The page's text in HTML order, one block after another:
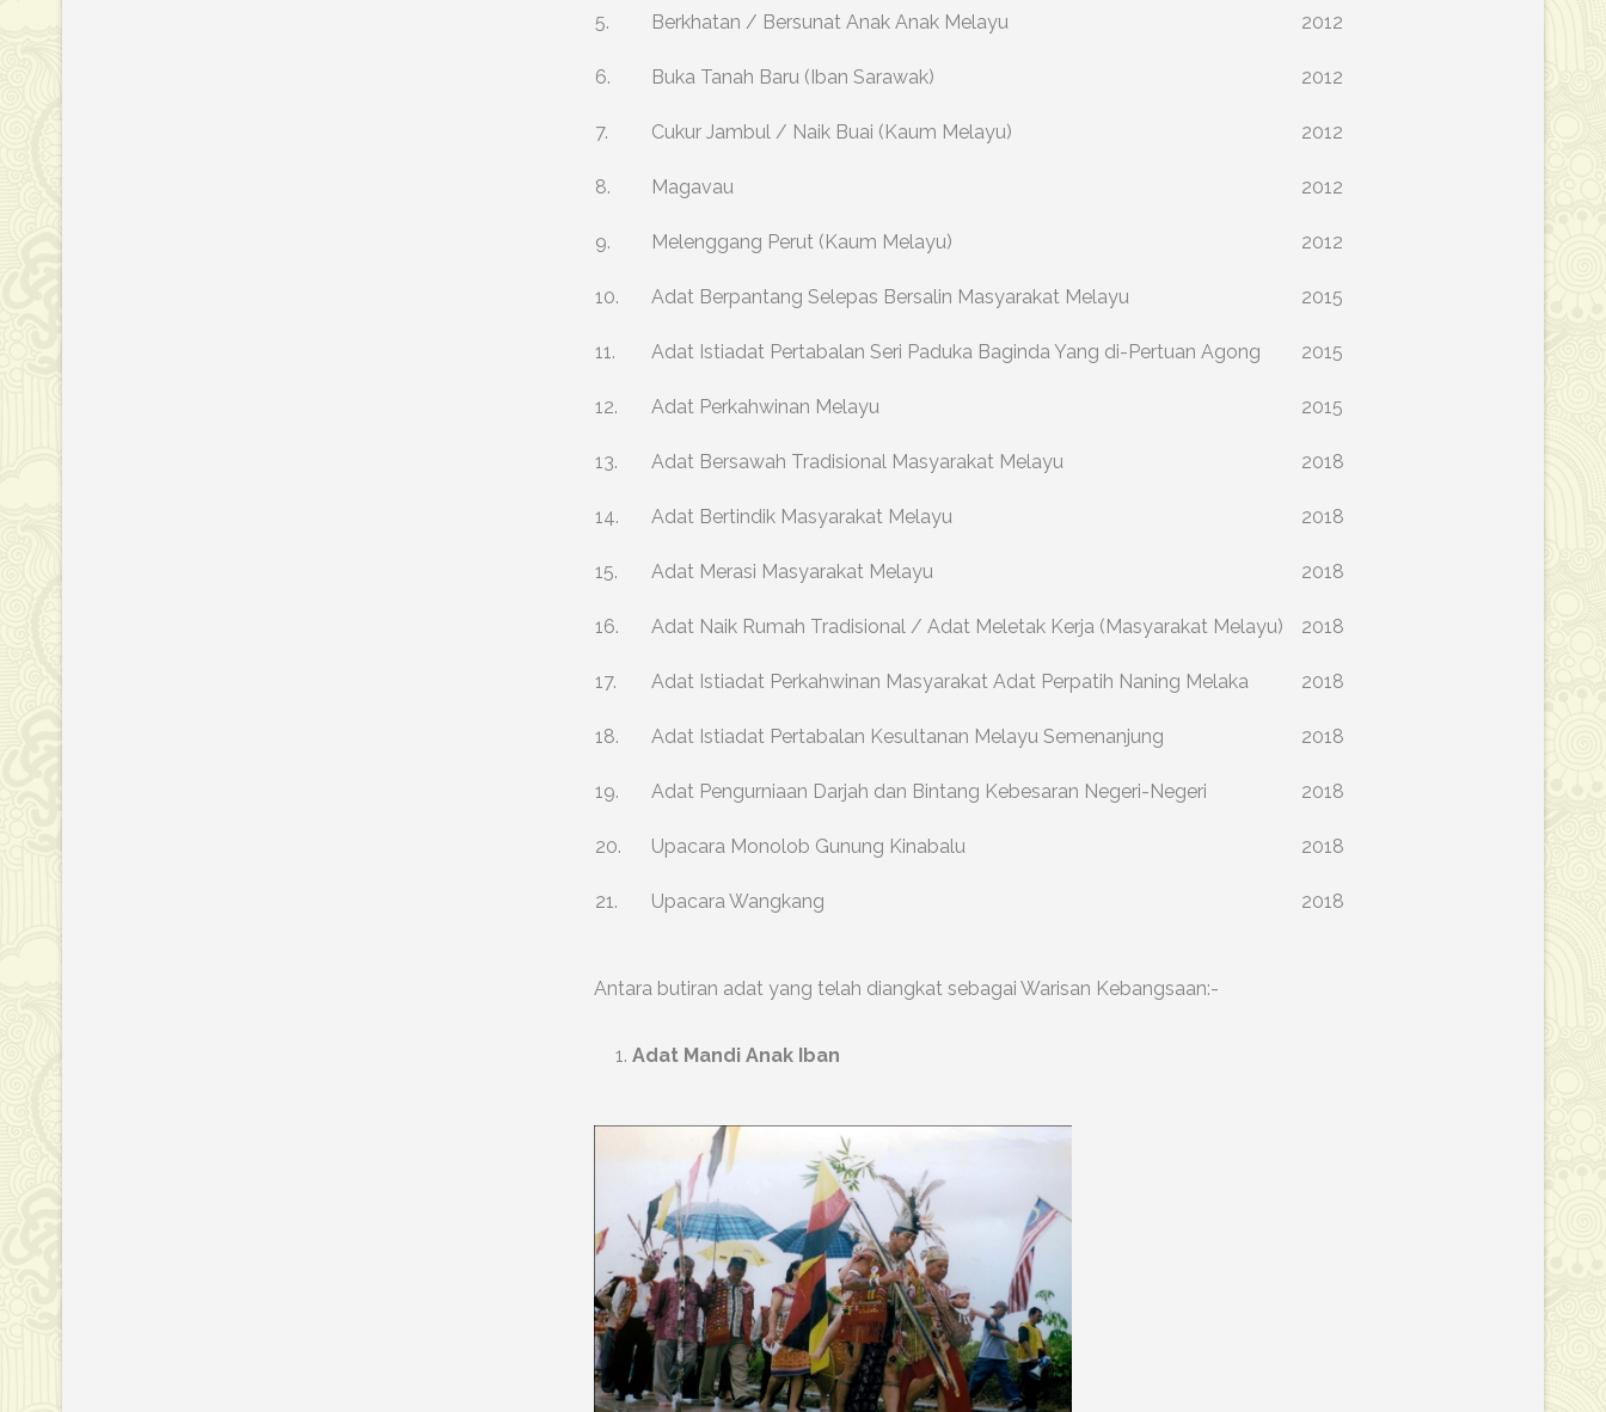
5. Berkhatan / Bersunat Anak Anak Melayu 2012
6. Buka Tanah Baru (Iban Sarawak) 2012
7. Cukur Jambul / Naik Buai (Kaum Melayu) 2012
8. Magavau 2012
9. Melenggang Perut (Kaum Melayu) 2012
10. Adat Berpantang Selepas Bersalin Masyarakat Melayu 2015
11. Adat Istiadat Pertabalan Seri Paduka Baginda Yang di-Pertuan Agong 2015
12. Adat Perkahwinan Melayu 2015
13. Adat Bersawah Tradisional Masyarakat Melayu 2018
14. Adat Bertindik Masyarakat Melayu 2018
15. Adat Merasi Masyarakat Melayu 2018
16. Adat Naik Rumah Tradisional / Adat Meletak Kerja (Masyarakat Melayu) 2018
17. Adat Istiadat Perkahwinan Masyarakat Adat Perpatih Naning Melaka 2018
18. Adat Istiadat Pertabalan Kesultanan Melayu Semenanjung 2018
19. Adat Pengurniaan Darjah dan Bintang Kebesaran Negeri-Negeri 2018
20. Upacara Monolob Gunung Kinabalu 2018
21. Upacara Wangkang 2018
Antara butiran adat yang telah diangkat sebagai Warisan Kebangsaan:-
Adat Mandi Anak Iban